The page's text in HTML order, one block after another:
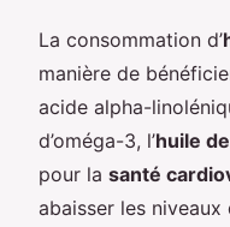
La consommation d’
manière de
acide alpha-
d’oméga-3, l’huile
pour la santé
abaisser les